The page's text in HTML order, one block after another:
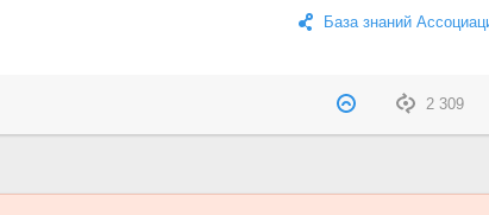
База знаний
2 309